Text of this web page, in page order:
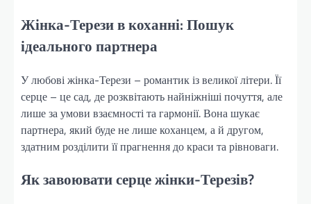
Жінка-Терези в коханні: Пошук
ідеального партнера
У любові жінка-Терези – романтик із великої літери. Її
серце – це сад, де розквітають найніжніші почуття, але
лише за умови взаємності та гармонії. Вона шукає
партнера, який буде не лише коханцем, а й другом,
здатним розділити її прагнення до краси та рівноваги.
Як завоювати серце жінки-Терезів?